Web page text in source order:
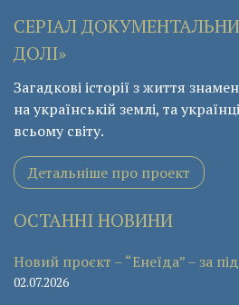
СЕРІАЛ
ДОЛІ»
Загадкові історії з життя
на українській землі, та
всьому світу.
Детальніше про проект
ОСТАННІ НОВИНИ
Новий проєкт – “Енеїда” – за
02.07.2026